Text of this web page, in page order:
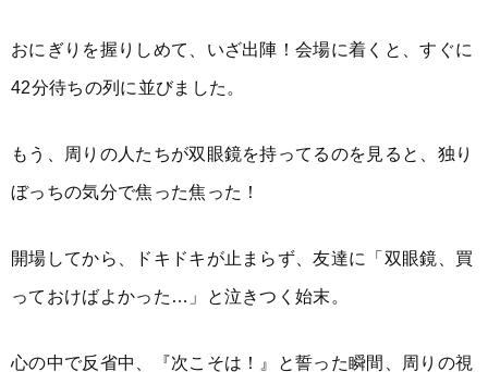
おにぎりを握りしめて、いざ出陣！会場に着くと、すぐに
42分待ちの列に並びました。
もう、周りの人たちが双眼鏡を持ってるのを見ると、独り
ぼっちの気分で焦った焦った！
開場してから、ドキドキが止まらず、友達に「双眼鏡、買
っておけばよかった…」と泣きつく始末。
心の中で反省中、『次こそは！』と誓った瞬間、周りの視